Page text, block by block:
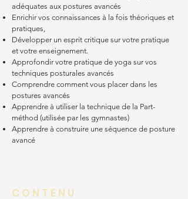
adéquates aux postures avancés
Enrichir vos connaissances à la fois théoriques et
pratiques,
Développer un esprit critique sur votre pratique
et votre enseignement.
Approfondir votre pratique de yoga sur vos
techniques posturales avancés
Comprendre comment vous placer dans les
postures avancés
Apprendre à utiliser la technique de la Part-
méthod (utilisée par les gymnastes)
Apprendre à construire une séquence de posture
avancé
C O N T E N U